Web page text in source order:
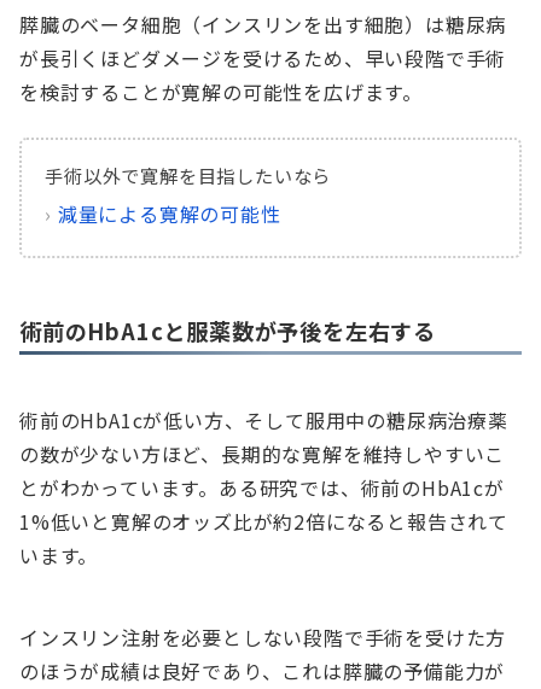
膵臓のベータ細胞（インスリンを出す細胞）は糖尿病
が長引くほどダメージを受けるため、早い段階で手術
を検討することが寛解の可能性を広げます。
手術以外で寛解を目指したいなら
› 減量による寛解の可能性
術前のHbA1cと服薬数が予後を左右する
術前のHbA1cが低い方、そして服用中の糖尿病治療薬
の数が少ない方ほど、長期的な寛解を維持しやすいこ
とがわかっています。ある研究では、術前のHbA1cが
1%低いと寛解のオッズ比が約2倍になると報告されて
います。
インスリン注射を必要としない段階で手術を受けた方
のほうが成績は良好であり、これは膵臓の予備能力が